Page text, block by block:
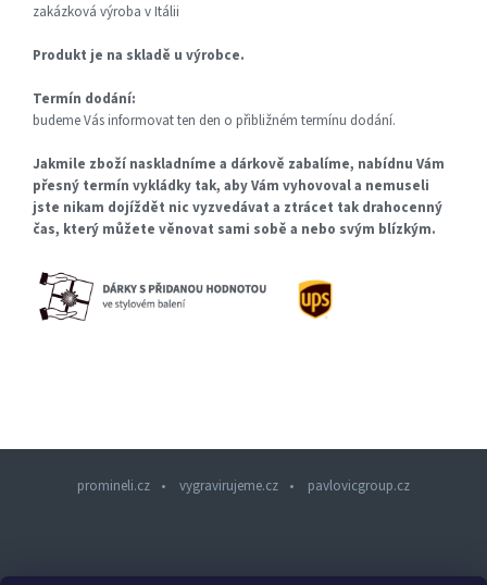
zakázková výroba v Itálii
Produkt je na skladě u výrobce.
Termín dodání:
budeme Vás informovat ten den o přibližném termínu dodání.
Jakmile zboží naskladníme a dárkově zabalíme, nabídnu Vám
přesný termín vykládky tak, aby Vám vyhovoval a nemuseli
jste nikam dojíždět nic vyzvedávat a ztrácet tak drahocenný
čas, který můžete věnovat sami sobě a nebo svým blízkým.
promineli.cz vygravirujeme.cz pavlovicgroup.cz